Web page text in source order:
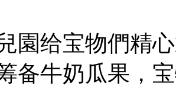
園给宝物們精
备牛奶瓜果，